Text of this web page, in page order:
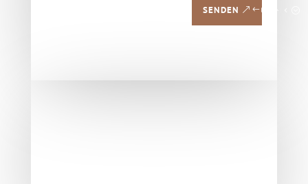
SENDEN